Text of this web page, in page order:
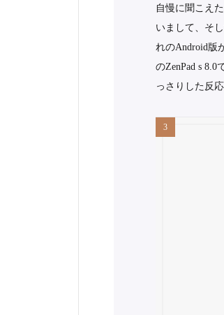
自慢に聞こえ
いまして、そ
れのAndroid版
のZenPad s
っさりした反